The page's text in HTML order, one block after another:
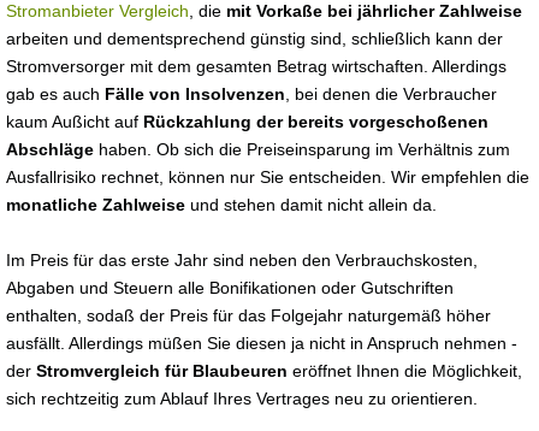
Stromanbieter Vergleich , die mit Vorkaße bei jährlicher Zahlweise
arbeiten und dementsprechend günstig sind, schließlich kann der
Stromversorger mit dem gesamten Betrag wirtschaften. Allerdings
gab es auch Fälle von Insolvenzen , bei denen die Verbraucher
kaum Außicht auf Rückzahlung der bereits vorgeschoßenen
Abschläge haben. Ob sich die Preiseinsparung im Verhältnis zum
Ausfallrisiko rechnet, können nur Sie entscheiden. Wir empfehlen die
monatliche Zahlweise und stehen damit nicht allein da.
Im Preis für das erste Jahr sind neben den Verbrauchskosten,
Abgaben und Steuern alle Bonifikationen oder Gutschriften
enthalten, sodaß der Preis für das Folgejahr naturgemäß höher
ausfällt. Allerdings müßen Sie diesen ja nicht in Anspruch nehmen -
der Stromvergleich für Blaubeuren eröffnet Ihnen die Möglichkeit,
sich rechtzeitig zum Ablauf Ihres Vertrages neu zu orientieren.